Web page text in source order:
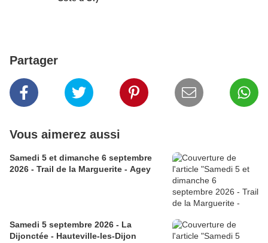
Partager
Vous aimerez aussi
Samedi 5 et dimanche 6 septembre
2026 - Trail de la Marguerite - Agey
Samedi 5 septembre 2026 - La
Dijonctée - Hauteville-les-Dijon